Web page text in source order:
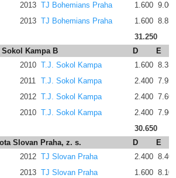
2013 TJ Bohemians Praha 1.600 9.000
2013 TJ Bohemians Praha 1.600 8.850
31.250
Kampa B D
E
2010 T.J. Sokol Kampa 1.600 8.350
2011 T.J. Sokol Kampa 2.400 7.950
2012 T.J. Sokol Kampa 2.400 7.600
2010 T.J. Sokol Kampa 2.400 7.900
30.650
Slovan Praha, z. s. D
E
2012 TJ Slovan Praha 2.400 8.400
2013 TJ Slovan Praha 1.600 8.100